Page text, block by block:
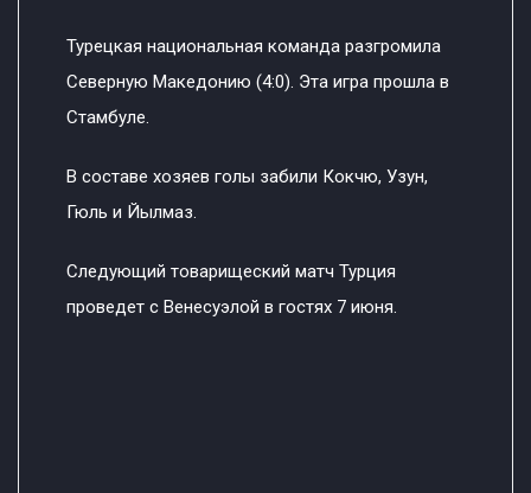
Турецкая национальная команда разгромила
Северную Македонию (4:0). Эта игра прошла в
Стамбуле.
В составе хозяев голы забили Кокчю, Узун,
Гюль и Йылмаз.
Следующий товарищеский матч Турция
проведет с Венесуэлой в гостях 7 июня.